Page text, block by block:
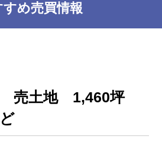
すめ売買情報
売土地 1,460坪